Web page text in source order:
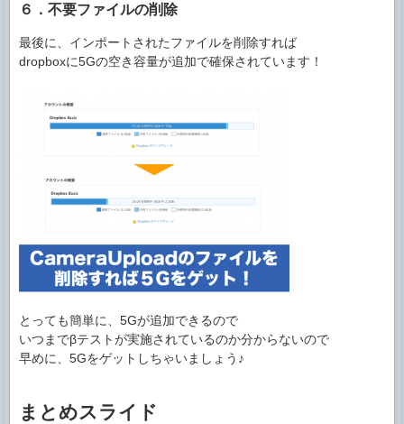
６．不要ファイルの削除
最後に、インポートされたファイルを削除すれば
dropboxに5Gの空き容量が追加で確保されています！
とっても簡単に、5Gが追加できるので
いつまでβテストが実施されているのか分からないので
早めに、5Gをゲットしちゃいましょう♪
まとめスライド